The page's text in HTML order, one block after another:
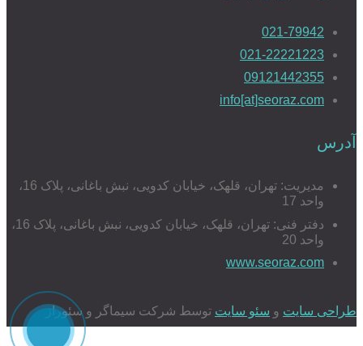
021-79942
021-22221223
09121442355
info[at]seoraz.com
آدرس
مدیریت: تهران، قلهک، خیابان کدویی، نبش باغانی، پلاک 16،
واحد 17
دفتر فنی: تهران، قلهک، خیابان کدویی، نبش باغانی، پلاک 16،
واحد 20
www.seoraz.com
طراحی سایت و سئو سایت توسط شرکت سیماگر و سئوراز